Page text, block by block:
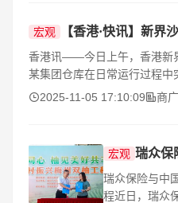
宏观
香港讯——今日上午，香港新
某集团仓库在日常运行过程中
员介绍，疑似因仓库内部部分
2025-11-05 17:10:09 商
宏观
瑞众保险与中
程近日，瑞众